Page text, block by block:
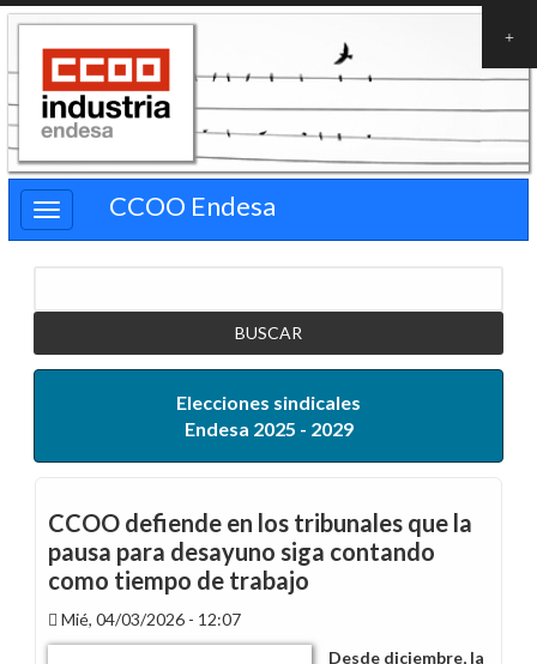
Pasar
contenido
principal
CCOO Endesa
Elecciones sindicales
Endesa 2025 - 2029
CCOO defiende en los tribunales que la
pausa para desayuno siga contando
como tiempo de trabajo
Mié, 04/03/2026 - 12:07
Desde diciembre, la